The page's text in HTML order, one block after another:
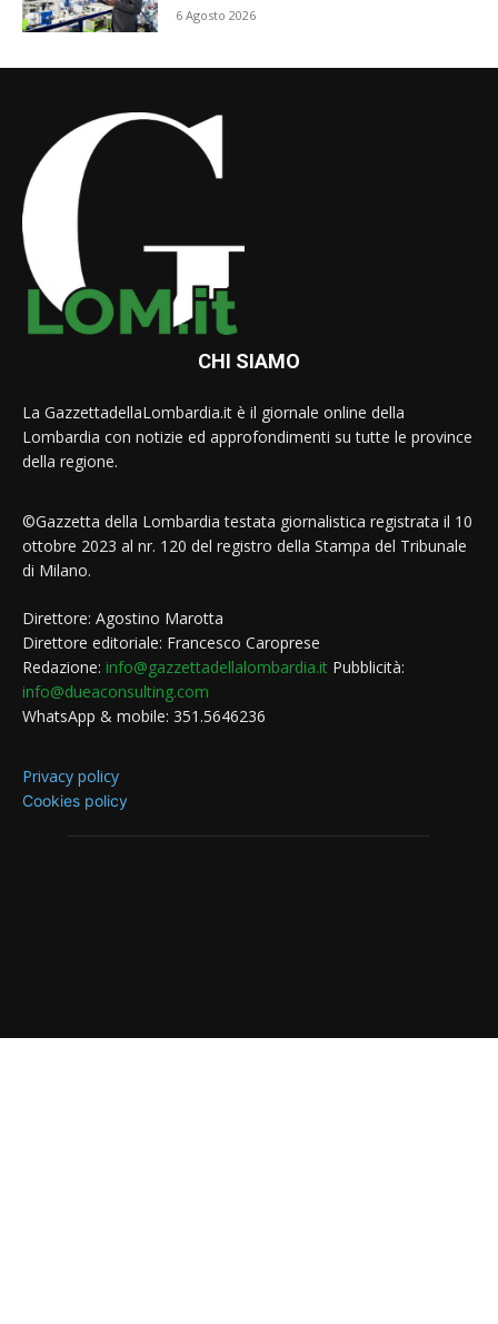
6 Agosto 2026
CHI SIAMO
La GazzettadellaLombardia.it è il giornale online della
Lombardia con notizie ed approfondimenti su tutte le province
della regione.
©Gazzetta della Lombardia testata giornalistica registrata il 10
ottobre 2023 al nr. 120 del registro della Stampa del Tribunale
di Milano.
Direttore: Agostino Marotta
Direttore editoriale: Francesco Caroprese
Redazione: info@gazzettadellalombardia.it Pubblicità:
info@dueaconsulting.com
WhatsApp & mobile: 351.5646236
Privacy policy
Cookies policy